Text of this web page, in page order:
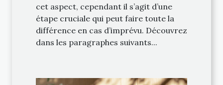
cet aspect, cependant il s’agit d’une
étape cruciale qui peut faire toute la
différence en cas d’imprévu. Découvrez
dans les paragraphes suivants...